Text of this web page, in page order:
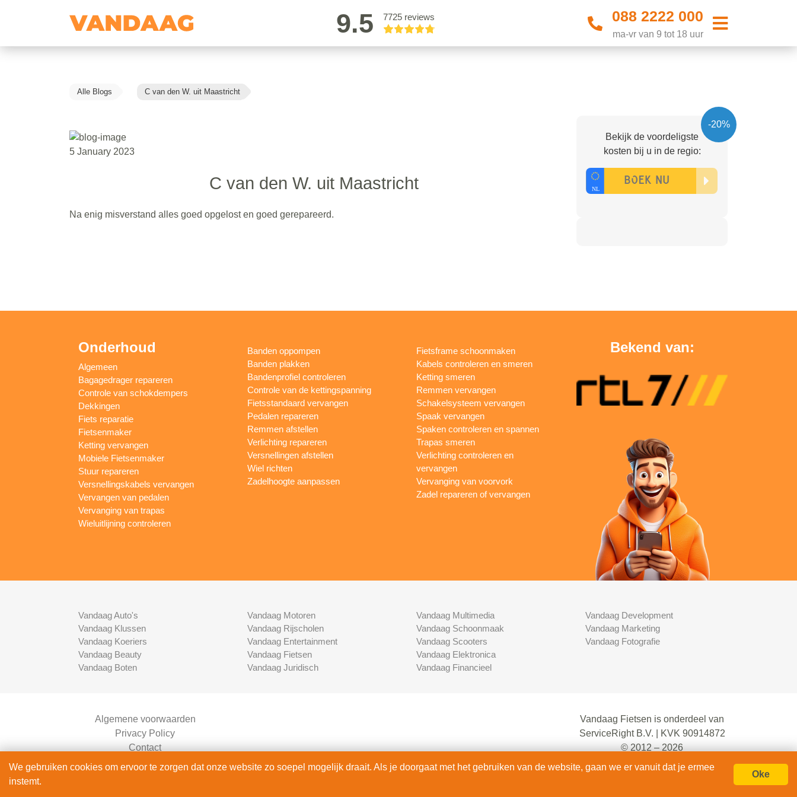
9.5 7725 reviews 088 2222 000
ma-vr van 9 tot 18 uur
Alle Blogs C van den W. uit Maastricht
5 January 2023
C van den W. uit Maastricht
Na enig misverstand alles goed opgelost en goed gerepareerd.
-20%
Bekijk de voordeligste
kosten bij u in de regio:
Onderhoud
Algemeen
Bagagedrager repareren
Controle van schokdempers
Dekkingen
Fiets reparatie
Fietsenmaker
Ketting vervangen
Mobiele Fietsenmaker
Stuur repareren
Versnellingskabels vervangen
Vervangen van pedalen
Vervanging van trapas
Wieluitlijning controleren
Banden oppompen
Banden plakken
Bandenprofiel controleren
Controle van de kettingspanning
Fietsstandaard vervangen
Pedalen repareren
Remmen afstellen
Verlichting repareren
Versnellingen afstellen
Wiel richten
Zadelhoogte aanpassen
Fietsframe schoonmaken
Kabels controleren en smeren
Ketting smeren
Remmen vervangen
Schakelsysteem vervangen
Spaak vervangen
Spaken controleren en spannen
Trapas smeren
Verlichting controleren en
vervangen
Vervanging van voorvork
Zadel repareren of vervangen
Bekend van:
Vandaag Auto's
Vandaag Klussen
Vandaag Koeriers
Vandaag Beauty
Vandaag Boten
Vandaag Motoren
Vandaag Rijscholen
Vandaag Entertainment
Vandaag Fietsen
Vandaag Juridisch
Vandaag Multimedia
Vandaag Schoonmaak
Vandaag Scooters
Vandaag Elektronica
Vandaag Financieel
Vandaag Development
Vandaag Marketing
Vandaag Fotografie
Algemene voorwaarden
Privacy Policy
Contact
Bedrijven Inlog
Vandaag Fietsen is onderdeel van
ServiceRight B.V. | KVK 90914872
© 2012 – 2026
alle rechten voorbehouden.
We gebruiken cookies om ervoor te zorgen dat onze website zo soepel mogelijk draait. Als je doorgaat met het gebruiken van de website, gaan we er vanuit dat je ermee
instemt.
Oke